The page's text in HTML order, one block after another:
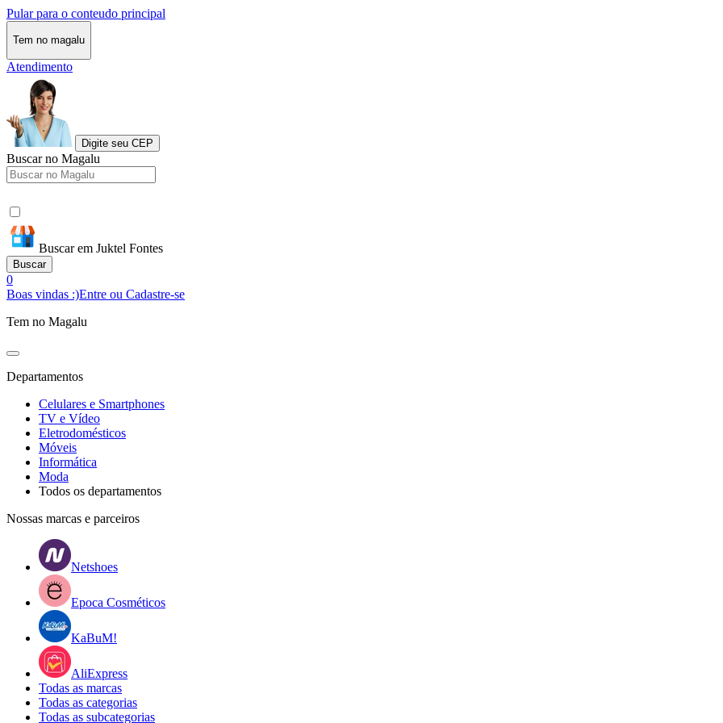
Pular para o conteudo principal
Tem no magalu
Atendimento
Digite seu CEP
Buscar no Magalu
Buscar em Juktel Fontes
Buscar
0
Boas vindas :)Entre ou Cadastre-se
Tem no Magalu
Departamentos
Celulares e Smartphones
TV e Vídeo
Eletrodomésticos
Móveis
Informática
Moda
Todos os departamentos
Nossas marcas e parceiros
Netshoes
Epoca Cosméticos
KaBuM!
AliExpress
Todas as marcas
Todas as categorias
Todas as subcategorias